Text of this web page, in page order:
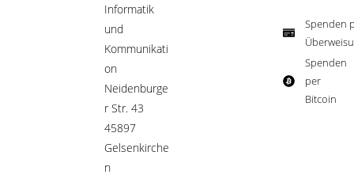
Informatik
und
Kommunikati
on
Neidenburge
r Str. 43
45897
Gelsenkirche
n
Spenden
Spenden
per
Bitcoin​